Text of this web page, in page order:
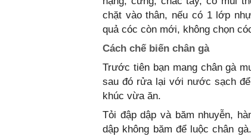
chặt vào thân, nếu có 1 lớp
quả cóc còn mới, không chọn
Cách chế biến chân gà
Trước tiên bạn mang chân gà
sau đó rửa lại với nước sạch
khúc vừa ăn.
Tỏi đập dập và băm nhuyễn,
dập không băm để luộc chân